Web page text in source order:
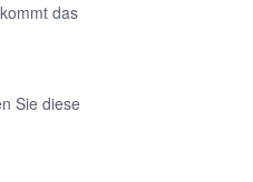
das
Sie diese